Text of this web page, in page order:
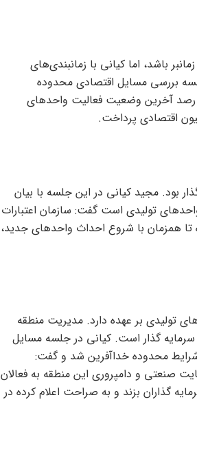
باشد، اما کیانی با زمانبندی‌های
رفت تا در جلسه بررسی مسایل اقتصادی محدوده
رصد آخرین وضعیت فعالیت واحد‌های
اقتصادی پرداخت.
بود. مجید کیانی در این جلسه با بیان
۱۰۰ قطعه آماده میزبانی از واحد‌های تولیدی است گفت: سازمان اعتبارات
همزمان با شروع احداث واحد‌های جدید،
تولیدی بر عهده دارد. مدیریت منطقه
سرمایه گذار است. کیانی در جلسه مسایل
محدوده خداآفرین شد و گفت:
صنعتی و دامپروری این منطقه به فعالان
گذاران بزند و به صراحت اعلام کرده در